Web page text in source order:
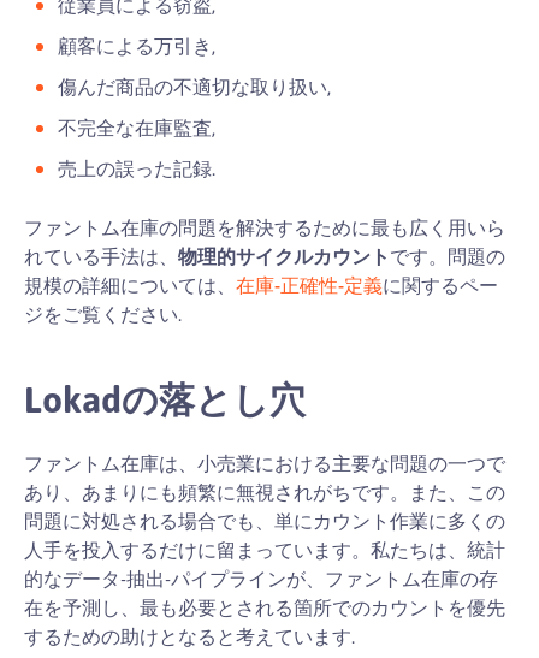
従業員による窃盗,
顧客による万引き,
傷んだ商品の不適切な取り扱い,
不完全な在庫監査,
売上の誤った記録.
ファントム在庫の問題を解決するために最も広く用いら
れている手法は、 物理的サイクルカウント です。問題の
規模の詳細については、 在庫-正確性-定義に関するペー
ジをご覧ください.
Lokadの落とし穴
ファントム在庫は、小売業における主要な問題の一つで
あり、あまりにも頻繁に無視されがちです。また、この
問題に対処される場合でも、単にカウント作業に多くの
人手を投入するだけに留まっています。私たちは、統計
的なデータ-抽出-パイプラインが、ファントム在庫の存
在を予測し、最も必要とされる箇所でのカウントを優先
するための助けとなると考えています.